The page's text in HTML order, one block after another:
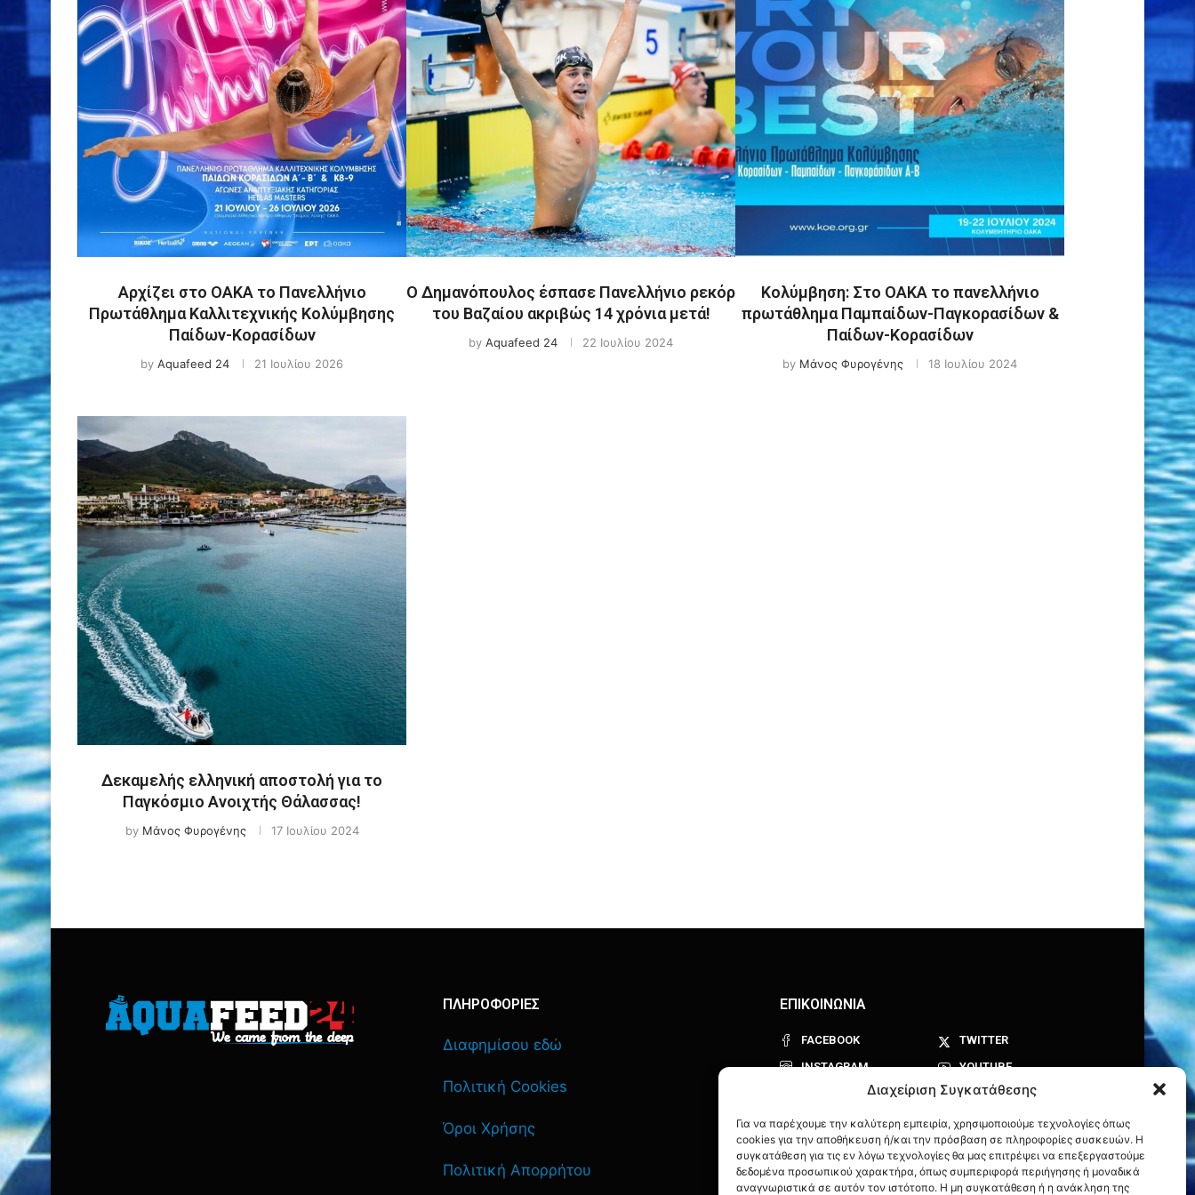
Διαχείριση Συγκατάθεσης
Για να παρέχουμε την καλύτερη εμπειρία, χρησιμοποιούμε τεχνολογίες όπως
cookies για την αποθήκευση ή/και την πρόσβαση σε πληροφορίες συσκευών. Η
συγκατάθεση για τις εν λόγω τεχνολογίες θα μας επιτρέψει να επεξεργαστούμε
δεδομένα προσωπικού χαρακτήρα, όπως συμπεριφορά περιήγησης ή μοναδικά
αναγνωριστικά σε αυτόν τον ιστότοπο. Η μη συγκατάθεση ή η ανάκληση της
Αρχίζει στο ΟΑΚΑ το Πανελλήνιο
Πρωτάθλημα Καλλιτεχνικής Κολύμβησης
Παίδων-Κορασίδων
by Aquafeed 24 21 Ιουλίου 2026
Ο Δημανόπουλος έσπασε Πανελλήνιο ρεκόρ
του Βαζαίου ακριβώς 14 χρόνια μετά!
by Aquafeed 24 22 Ιουλίου 2024
Κολύμβηση: Στο ΟΑΚΑ το πανελλήνιο
πρωτάθλημα Παμπαίδων-Παγκορασίδων &
Παίδων-Κορασίδων
by Μάνος Φυρογένης 18 Ιουλίου 2024
Δεκαμελής ελληνική αποστολή για το
Παγκόσμιο Ανοιχτής Θάλασσας!
by Μάνος Φυρογένης 17 Ιουλίου 2024
ΠΛΗΡΟΦΟΡΙΕΣ
Διαφημίσου εδώ
Πολιτική Cookies
Όροι Χρήσης
Πολιτική Απορρήτου
ΕΠΙΚΟΙΝΩΝΙΑ
FACEBOOK
TWITTER
INSTAGRAM
YOUTUBE